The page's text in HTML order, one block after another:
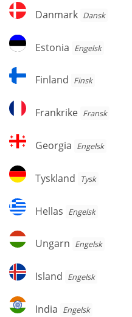
Danmark
Danmark Dansk
Estonia
Estonia Engelsk
Finland
Finland Finsk
Frankrike
Frankrike Fransk
Georgia
Georgia Engelsk
Tyskland
Tyskland Tysk
Hellas
Hellas Engelsk
Ungarn
Ungarn Engelsk
Island
Island Engelsk
India
India Engelsk